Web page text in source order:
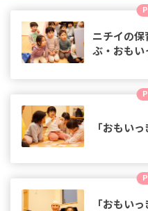
ニチイの
ぶ・おもい
日々の遊びや学びの中で、
自己表現力を引き出し、視
き抜く力」を育みます
「おもい
東京学芸大学・立正大学と
子どもたちの「自ら考えや
とする原動力」を、幼児期
「おもい